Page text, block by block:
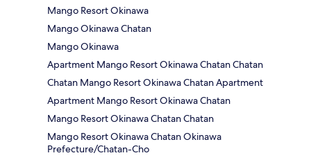
Mango Resort Okinawa
Mango Okinawa Chatan
Mango Okinawa
Apartment Mango Resort Okinawa Chatan Chatan
Chatan Mango Resort Okinawa Chatan Apartment
Apartment Mango Resort Okinawa Chatan
Mango Resort Okinawa Chatan Chatan
Mango Resort Okinawa Chatan Okinawa
Prefecture/Chatan-Cho